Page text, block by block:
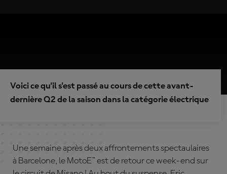
Voici ce qu'il s'est passé au cours de cette avant-
dernière Q2 de la saison dans la catégorie électrique
Une semaine après deux affrontements spectaulaires
à Barcelone, le MotoE™ est de retour ce week-end sur